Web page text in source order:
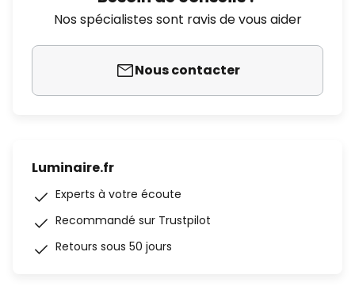
Nos spécialistes sont ravis de vous aider
Nous contacter
Luminaire.fr
Experts à votre écoute
Recommandé sur Trustpilot
Retours sous 50 jours